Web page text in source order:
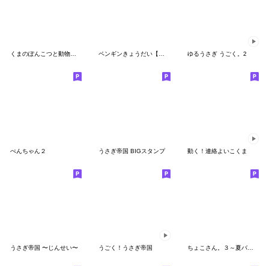
くまのぽんこつと動物たち ペンギンきょうだい【子育て】 ゆるうさぎ うごく。2
ぺんちゃん２ うさぎ帝国 BIGスタンプ 動く！連絡よいこくま
うさぎ帝国 〜じんせい〜 うごく！うさぎ帝国 ちょこさん。３～夏バテ中～